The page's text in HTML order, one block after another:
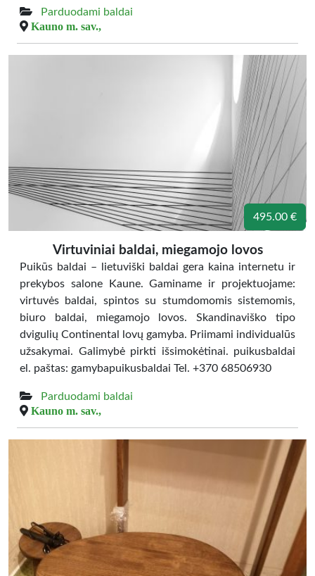
Parduodami baldai
Kauno m. sav.,
495.00 €
Virtuviniai baldai, miegamojo lovos
Puikūs baldai – lietuviški baldai gera kaina internetu ir
prekybos salone Kaune. Gaminame ir projektuojame:
virtuvės baldai, spintos su stumdomomis sistemomis,
biuro baldai, miegamojo lovos. Skandinaviško tipo
dvigulių Continental lovų gamyba. Priimami individualūs
užsakymai. Galimybė pirkti išsimokėtinai. puikusbaldai
el. paštas: gamybapuikusbaldai Tel. +370 68506930
Parduodami baldai
Kauno m. sav.,